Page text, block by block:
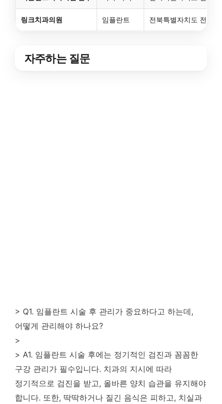
링크치과의원 임플란트 전북특별자치도 전주
자주하는 질문
> Q1. 임플란트 시술 후 관리가 중요하다고 하는데,
어떻게 관리해야 하나요?
>
> A1. 임플란트 시술 후에는 정기적인 검진과 꼼꼼한
구강 관리가 필수입니다. 치과의 지시에 따라
정기적으로 검진을 받고, 올바른 양치 습관을 유지해야
합니다. 또한, 딱딱하거나 질긴 음식은 피하고, 치실과